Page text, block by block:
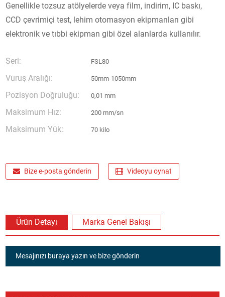
Genellikle tozsuz atölyelerde veya film, indirim, IC baskı,
CCD çevrimiçi test, lehim otomasyon ekipmanları gibi
elektronik ve tıbbi ekipman gibi özel alanlarda kullanılır.
Seri: FSL80
Vuruş Aralığı: 50mm-1050mm
Pozisyon Doğruluğu: 0,01 mm
Maksimum Hız: 200 mm/sn
Maksimum Yük: 70 kilo
Bize e-posta gönderin Videoyu oynat
Ürün Detayı Marka Genel Bakışı
Mesajınızı buraya yazın ve bize gönderin